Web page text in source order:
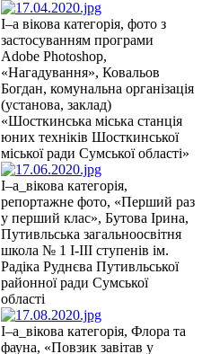
І–а вікова категорія, фото з
застосуванням програми
Аdobe Photoshop,
«Нагадування», Ковальов
Богдан, комунальна організація
(установа, заклад)
«Шосткинська міська станція
юних техніків Шосткинської
міської ради Сумської області»
І–а_вікова категорія,
репортажне фото, «Перший раз
у перший клас», Бутова Ірина,
Путивльська загальноосвітня
школа № 1 І-ІІІ ступенів ім.
Радіка Руднєва Путивльської
районної ради Сумської
області
І–а_вікова категорія, Флора та
фауна, «Повзик завітав у